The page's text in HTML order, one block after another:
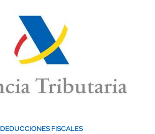
DEDUCCIONES FISCALES